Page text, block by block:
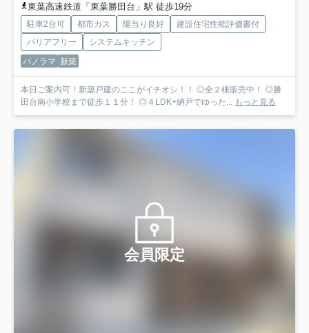
東葉高速鉄道「東葉勝田台」駅 徒歩19分
駐車2台可 都市ガス 陽当り良好
建設住宅性能評価書付
バリアフリー
システムキッチン
パノラマ 新築
本日ご案内可！新築戸建のここがイチオシ！！ ◎全２棟販売中！ ◎勝
田台南小学校まで徒歩１１分！ ◎４LDK+納戸でゆった...
もっと見る
会員限定